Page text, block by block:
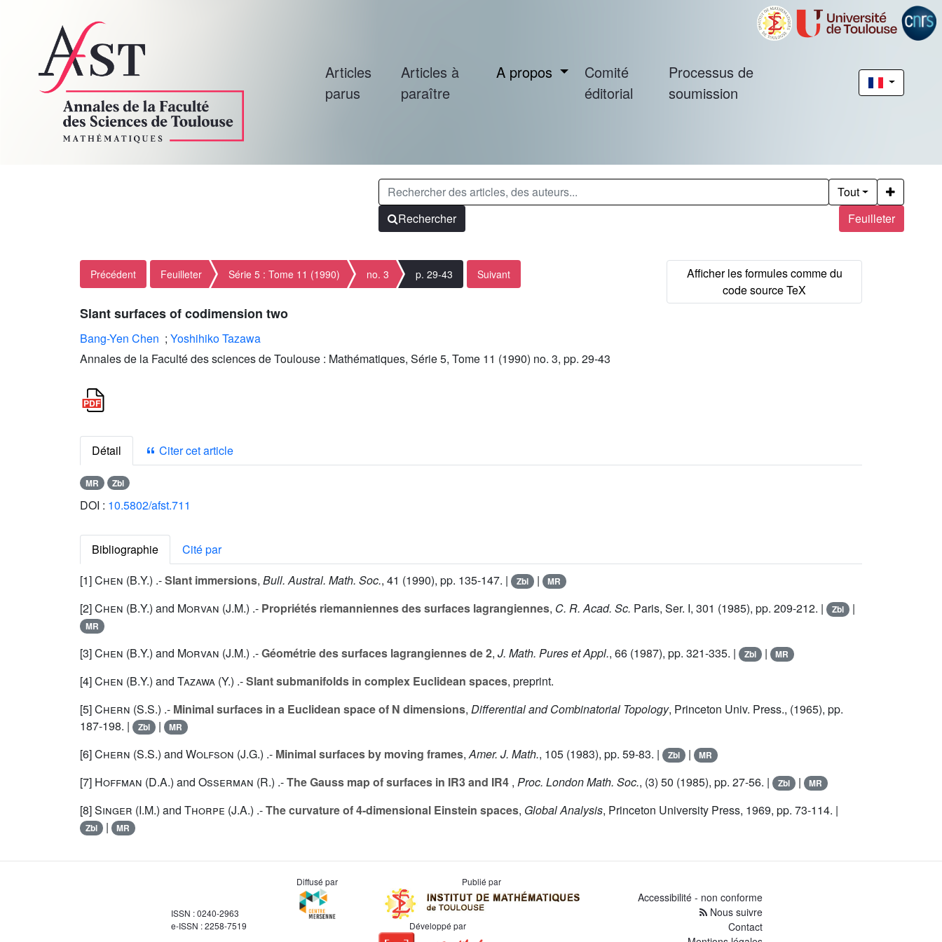
Articles
parus
Articles à
paraître
A propos
Comité
éditorial
Processus de
soumission
Feuilleter
Tout
Rechercher
Précédent Feuilleter Série 5 : Tome 11 (1990) no. 3 p. 29-43 Suivant
Slant surfaces of codimension two
Bang-Yen Chen ; Yoshihiko Tazawa
Annales de la Faculté des sciences de Toulouse : Mathématiques, Série 5, Tome 11 (1990) no. 3, pp. 29-43
Détail Citer cet article
MR Zbl
DOI : 10.5802/afst.711
Bibliographie
Cité par
[1]Chen (B.Y.) .-Slant immersions, Bull. Austral. Math. Soc., 41 (1990), pp. 135-147. | Zbl | MR
[2]Chen (B.Y.) and Morvan (J.M.) .- Propriétés riemanniennes des surfaces lagrangiennes, C. R. Acad. Sc. Paris, Ser. I, 301 (1985), pp. 209-212. | Zbl |
MR
[3]Chen (B.Y.) and Morvan (J.M.) .-Géométrie des surfaces lagrangiennes de 2, J. Math. Pures et Appl., 66 (1987), pp. 321-335. | Zbl | MR
[4]Chen (B.Y.) and Tazawa (Y.) .-Slant submanifolds in complex Euclidean spaces, preprint.
[5]Chern (S.S.) .- Minimal surfaces in a Euclidean space of N dimensions, Differential and Combinatorial Topology, Princeton Univ. Press., (1965), pp.
187-198. |
Zbl | MR
[6]Chern (S.S.) and Wolfson (J.G.) .- Minimal surfaces by moving frames,Amer. J. Math., 105 (1983), pp. 59-83. | Zbl | MR
[7] Hoffman (D.A.) and Osserman (R.) .-The Gauss map of surfaces in IR3 and IR4 , Proc. London Math. Soc., (3) 50 (1985), pp. 27-56. | Zbl | MR
[8]Singer (I.M.) and Thorpe (J.A.) .-The curvature of 4-dimensional Einstein spaces, Global Analysis, Princeton University Press, 1969, pp. 73-114. |
Zbl | MR
ISSN : 0240-2963
e-ISSN : 2258-7519
Diffusé par Publié par
Développé par
Accessibilité - non conforme
Nous suivre
Contact